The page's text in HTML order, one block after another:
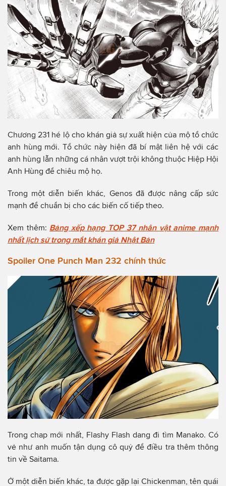
Chương 231 hé lộ cho khán giả sự xuất hiện của mộ tổ chức
anh hùng mới. Tổ chức này hiện đã bí mật liên hệ với các
anh hùng lẫn những cá nhân vượt trội không thuộc Hiệp Hội
Anh Hùng để chiêu mộ họ.
Trong một diễn biến khác, Genos đã được nâng cấp sức
mạnh để chuẩn bị cho các biến cố tiếp theo.
Xem thêm: Bảng xếp hạng TOP 37 nhân vật anime mạnh
nhất lịch sử trong mắt khán giả Nhật Bản
Spoiler One Punch Man 232 chính thức
Trong chap mới nhất, Flashy Flash dang đi tìm Manako. Có
vẻ như anh muốn tận dụng cô quỷ để điều tra thêm thông
tin về Saitama.
Ở một diễn biến khác, ta được gặp lại Chickenman, tên quái